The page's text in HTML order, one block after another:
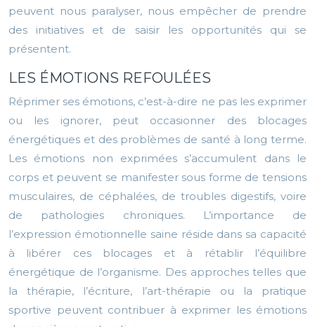
peuvent nous paralyser, nous empêcher de prendre
des initiatives et de saisir les opportunités qui se
présentent.
LES ÉMOTIONS REFOULÉES
Réprimer ses émotions, c’est-à-dire ne pas les exprimer
ou les ignorer, peut occasionner des blocages
énergétiques et des problèmes de santé à long terme.
Les émotions non exprimées s’accumulent dans le
corps et peuvent se manifester sous forme de tensions
musculaires, de céphalées, de troubles digestifs, voire
de pathologies chroniques. L’importance de
l’expression émotionnelle saine réside dans sa capacité
à libérer ces blocages et à rétablir l’équilibre
énergétique de l’organisme. Des approches telles que
la thérapie, l’écriture, l’art-thérapie ou la pratique
sportive peuvent contribuer à exprimer les émotions